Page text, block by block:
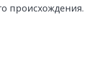
происхождения.